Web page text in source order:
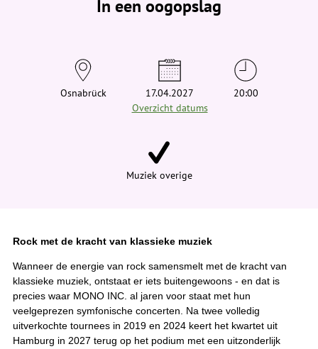
i
e
In een oogopslag
Osnabrück
17.04.2027
Overzicht datums
20:00
Muziek overige
Rock met de kracht van klassieke muziek
Wanneer de energie van rock samensmelt met de kracht van
klassieke muziek, ontstaat er iets buitengewoons - en dat is
precies waar MONO INC. al jaren voor staat met hun
veelgeprezen symfonische concerten. Na twee volledig
uitverkochte tournees in 2019 en 2024 keert het kwartet uit
Hamburg in 2027 terug op het podium met een uitzonderlijk